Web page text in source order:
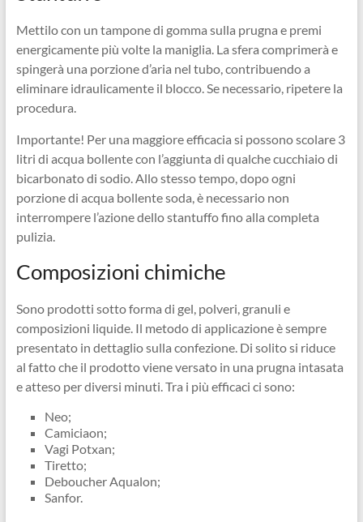
Mettilo con un tampone di gomma sulla prugna e premi
energicamente più volte la maniglia. La sfera comprimerà e
spingerà una porzione d’aria nel tubo, contribuendo a
eliminare idraulicamente il blocco. Se necessario, ripetere la
procedura.
Importante! Per una maggiore efficacia si possono scolare 3
litri di acqua bollente con l’aggiunta di qualche cucchiaio di
bicarbonato di sodio. Allo stesso tempo, dopo ogni
porzione di acqua bollente soda, è necessario non
interrompere l’azione dello stantuffo fino alla completa
pulizia.
Composizioni chimiche
Sono prodotti sotto forma di gel, polveri, granuli e
composizioni liquide. Il metodo di applicazione è sempre
presentato in dettaglio sulla confezione. Di solito si riduce
al fatto che il prodotto viene versato in una prugna intasata
e atteso per diversi minuti. Tra i più efficaci ci sono:
Neo;
Camiciaon;
Vagi Potxan;
Tiretto;
Deboucher Aqualon;
Sanfor.